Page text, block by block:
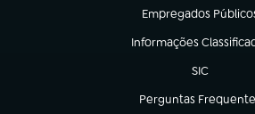
Empregados
(abre em nova aba)
Informações
(abre em nova aba)
SIC
(abre em
Perguntas
(abre em nova aba)